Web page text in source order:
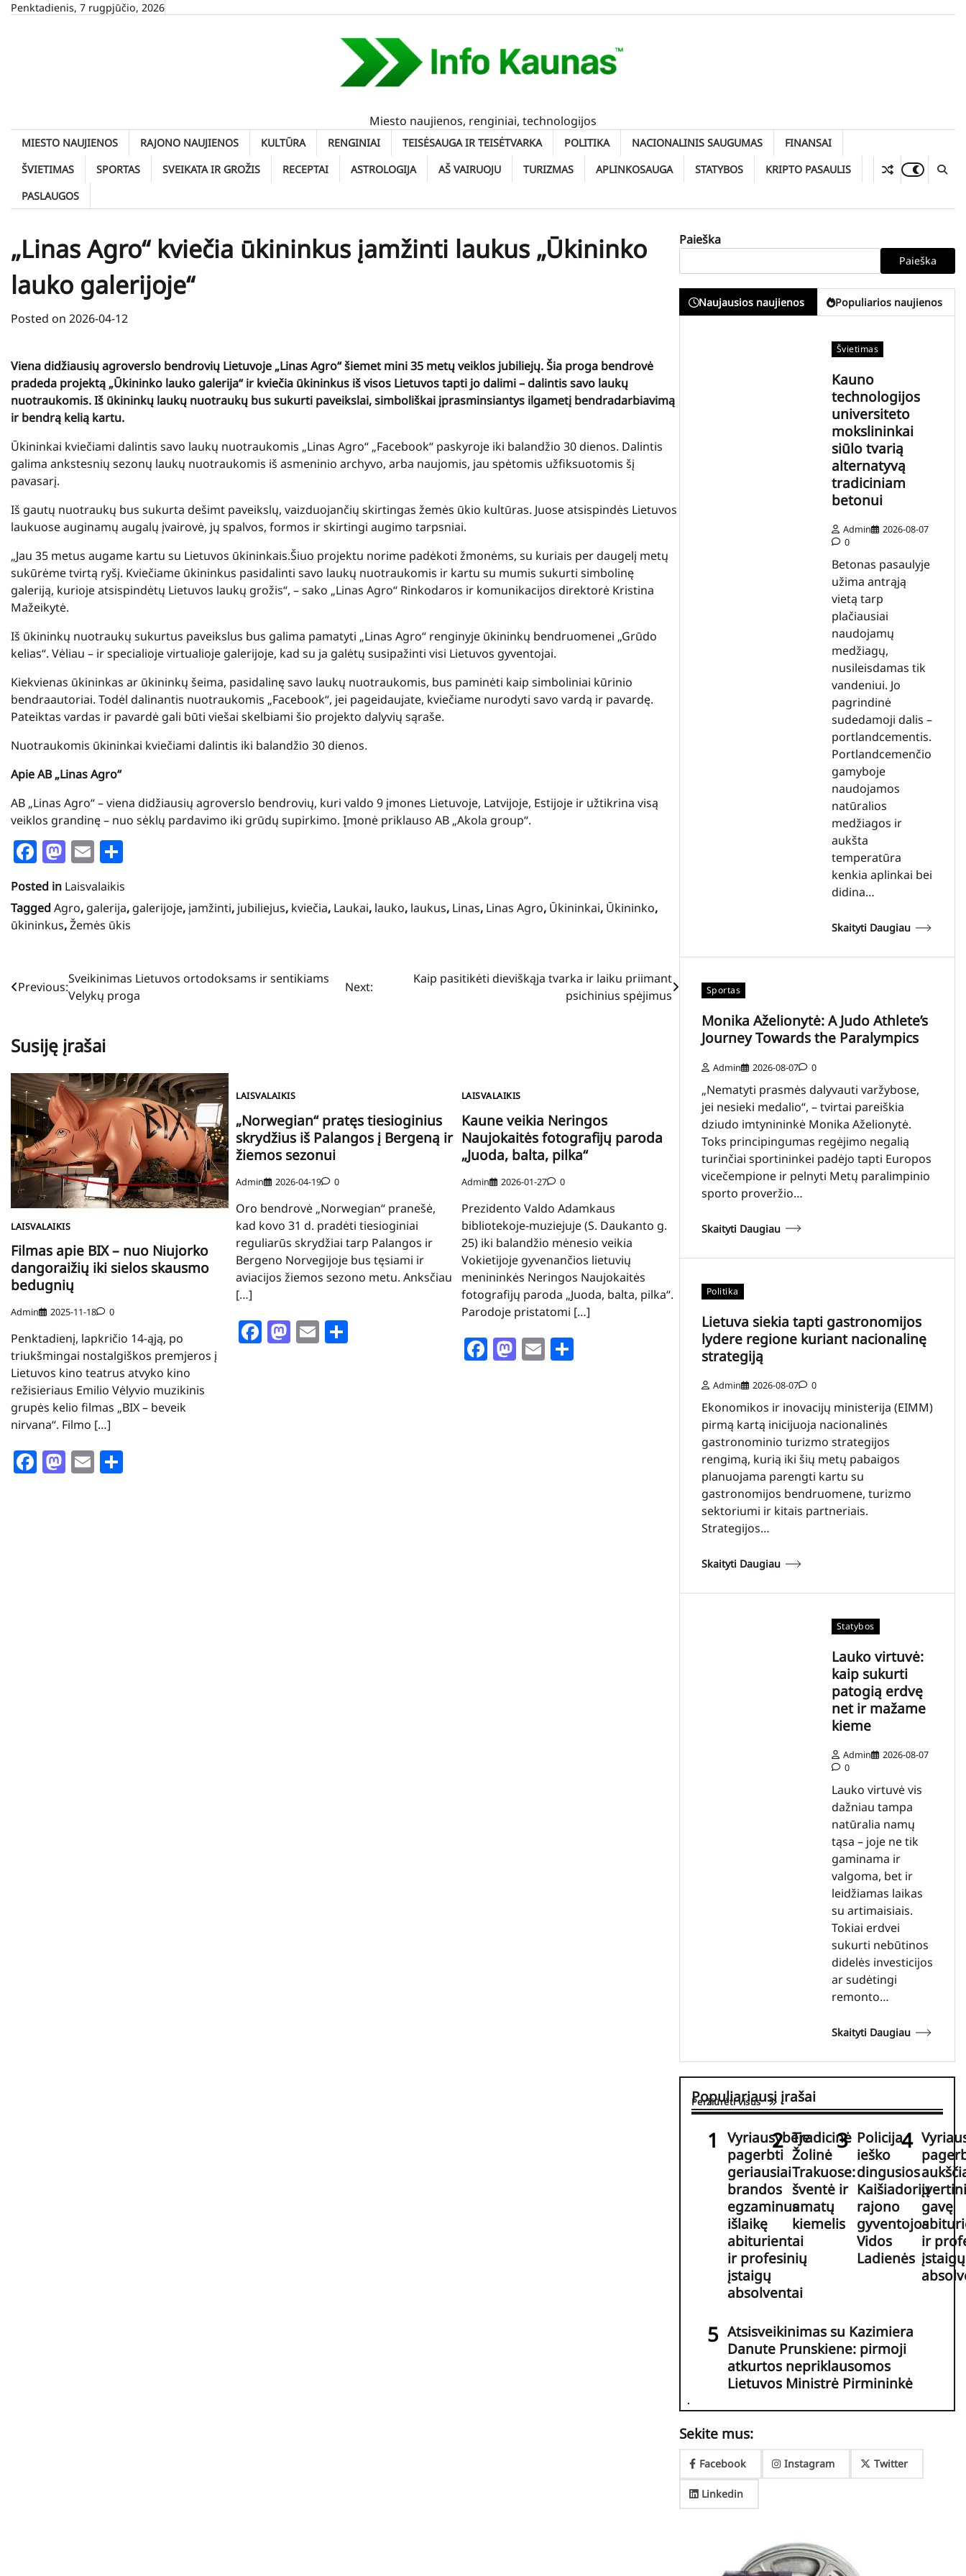
SkipPenktadienis, 7 rugpjūčio, 2026
Miesto naujienos, renginiai, technologijos
MIESTO NAUJIENOS RAJONO NAUJIENOS KULTŪRA RENGINIAI TEISĖSAUGA IR TEISĖTVARKA POLITIKA NACIONALINIS SAUGUMAS
FINANSAI
ŠVIETIMAS
SPORTAS SVEIKATA IR GROŽIS RECEPTAI ASTROLOGIJA AŠ VAIRUOJU TURIZMAS APLINKOSAUGA STATYBOS
KRIPTO PASAULIS
PASLAUGOS
„Linas Agro“ kviečia ūkininkus įamžinti laukus „Ūkininko
lauko galerijoje“
Posted on 2026-04-12
Viena didžiausių agroverslo bendrovių Lietuvoje „Linas Agro“ šiemet mini 35 metų veiklos jubiliejų. Šia proga bendrovė
pradeda projektą „Ūkininko lauko galerija“ ir kviečia ūkininkus iš visos Lietuvos tapti jo dalimi – dalintis savo laukų
nuotraukomis. Iš ūkininkų laukų nuotraukų bus sukurti paveikslai, simboliškai įprasminsiantys ilgametį bendradarbiavimą
ir bendrą kelią kartu.
Ūkininkai kviečiami dalintis savo laukų nuotraukomis „Linas Agro“ „Facebook“ paskyroje iki balandžio 30 dienos. Dalintis
galima ankstesnių sezonų laukų nuotraukomis iš asmeninio archyvo, arba naujomis, jau spėtomis užfiksuotomis šį
pavasarį.
Iš gautų nuotraukų bus sukurta dešimt paveikslų, vaizduojančių skirtingas žemės ūkio kultūras. Juose atsispindės Lietuvos
laukuose auginamų augalų įvairovė, jų spalvos, formos ir skirtingi augimo tarpsniai.
„Jau 35 metus augame kartu su Lietuvos ūkininkais.Šiuo projektu norime padėkoti žmonėms, su kuriais per daugelį metų
sukūrėme tvirtą ryšį. Kviečiame ūkininkus pasidalinti savo laukų nuotraukomis ir kartu su mumis sukurti simbolinę
galeriją, kurioje atsispindėtų Lietuvos laukų grožis“, – sako „Linas Agro“ Rinkodaros ir komunikacijos direktorė Kristina
Mažeikytė.
Iš ūkininkų nuotraukų sukurtus paveikslus bus galima pamatyti „Linas Agro“ renginyje ūkininkų bendruomenei „Grūdo
kelias“. Vėliau – ir specialioje virtualioje galerijoje, kad su ja galėtų susipažinti visi Lietuvos gyventojai.
Kiekvienas ūkininkas ar ūkininkų šeima, pasidalinę savo laukų nuotraukomis, bus paminėti kaip simboliniai kūrinio
bendraautoriai. Todėl dalinantis nuotraukomis „Facebook“, jei pageidaujate, kviečiame nurodyti savo vardą ir pavardę.
Pateiktas vardas ir pavardė gali būti viešai skelbiami šio projekto dalyvių sąraše.
Nuotraukomis ūkininkai kviečiami dalintis iki balandžio 30 dienos.
Apie AB „Linas Agro“
AB „Linas Agro“ – viena didžiausių agroverslo bendrovių, kuri valdo 9 įmones Lietuvoje, Latvijoje, Estijoje ir užtikrina visą
veiklos grandinę – nuo sėklų pardavimo iki grūdų supirkimo. Įmonė priklauso AB „Akola group“.
Facebook
Mastodon
Email
Posted in Laisvalaikis
TaggedAgro, galerija, galerijoje, įamžinti, jubiliejus, kviečia, Laukai, lauko, laukus, Linas, Linas Agro, Ūkininkai, Ūkininko,
ūkininkus,Žemės ūkis
Navigacija
įrašų
Previous:
Sveikinimas Lietuvos ortodoksams ir sentikiams
Velykų proga
Next:
Kaip pasitikėti dieviškąja tvarka ir laiku priimant
psichinius spėjimus
Susiję įrašai
LAISVALAIKIS
Filmas apie BIX – nuo Niujorko
dangoraižių iki sielos skausmo
bedugnių
Admin 2025-11-18 0
Penktadienį, lapkričio 14-ąją, po
triukšmingai nostalgiškos premjeros į
Lietuvos kino teatrus atvyko kino
režisieriaus Emilio Vėlyvio muzikinis
grupės kelio filmas „BIX – beveik
nirvana“. Filmo […]
Facebook
Mastodon
Email
LAISVALAIKIS
„Norwegian“ pratęs tiesioginius
skrydžius iš Palangos į Bergeną ir
žiemos sezonui
Admin 2026-04-19 0
Oro bendrovė „Norwegian“ pranešė,
kad kovo 31 d. pradėti tiesioginiai
reguliarūs skrydžiai tarp Palangos ir
Bergeno Norvegijoje bus tęsiami ir
aviacijos žiemos sezono metu. Anksčiau
[…]
Facebook
Mastodon
Email
LAISVALAIKIS
Kaune veikia Neringos
Naujokaitės fotografijų paroda
„Juoda, balta, pilka“
Admin 2026-01-27 0
Prezidento Valdo Adamkaus
bibliotekoje-muziejuje (S. Daukanto g.
25) iki balandžio mėnesio veikia
Vokietijoje gyvenančios lietuvių
menininkės Neringos Naujokaitės
fotografijų paroda „Juoda, balta, pilka“.
Parodoje pristatomi […]
Facebook
Mastodon
EmailShare
Paieška
Paieška
Naujausios naujienos Populiarios naujienos
Švietimas
Kauno
technologijos
universiteto
mokslininkai
siūlo tvarią
alternatyvą
tradiciniam
betonui
Admin
2026-08-07
0
Betonas pasaulyje
užima antrąją
vietą tarp
plačiausiai
naudojamų
medžiagų,
nusileisdamas tik
vandeniui. Jo
pagrindinė
sudedamoji dalis –
portlandcementis.
Portlandcemenčio
gamyboje
naudojamos
natūralios
medžiagos ir
aukšta
temperatūra
kenkia aplinkai bei
didina…
Skaityti Daugiau
Sportas
Monika Aželionytė: A Judo Athlete’s
Journey Towards the Paralympics
Admin 2026-08-07 0
„Nematyti prasmės dalyvauti varžybose,
jei nesieki medalio“, – tvirtai pareiškia
dziudo imtynininkė Monika Aželionytė.
Toks principingumas regėjimo negalią
turinčiai sportininkei padėjo tapti Europos
vicečempione ir pelnyti Metų paralimpinio
sporto proveržio…
Skaityti Daugiau
Politika
Lietuva siekia tapti gastronomijos
lydere regione kuriant nacionalinę
strategiją
Admin 2026-08-07 0
Ekonomikos ir inovacijų ministerija (EIMM)
pirmą kartą inicijuoja nacionalinės
gastronominio turizmo strategijos
rengimą, kurią iki šių metų pabaigos
planuojama parengti kartu su
gastronomijos bendruomene, turizmo
sektoriumi ir kitais partneriais.
Strategijos…
Skaityti Daugiau
Statybos
Lauko virtuvė:
kaip sukurti
patogią erdvę
net ir mažame
kieme
Admin
2026-08-07
0
Lauko virtuvė vis
dažniau tampa
natūralia namų
tąsa – joje ne tik
gaminama ir
valgoma, bet ir
leidžiamas laikas
su artimaisiais.
Tokiai erdvei
sukurti nebūtinos
didelės investicijos
ar sudėtingi
remonto…
Skaityti Daugiau
Populiariausi įrašai
Peržiūrėti visus
Vyriausybėje
pagerbti
geriausiai
brandos
egzaminus
išlaikę
abiturientai
ir profesinių
įstaigų
absolventai
Tradicinė
Žolinė
Trakuose:
šventė ir
amatų
kiemelis
Policija
ieško
dingusios
Kaišiadorių
rajono
gyventojos
Vidos
Ladienės
gavę
ir
įstaigų
Atsisveikinimas su Kazimiera
Danute Prunskiene: pirmoji
atkurtos nepriklausomos
Lietuvos Ministrė Pirmininkė
Sekite mus:
Facebook Instagram Twitter
Linkedin